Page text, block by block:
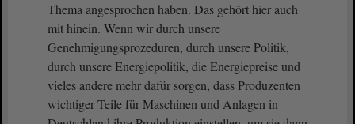
Thema angesprochen haben. Das gehört hier auch
mit hinein. Wenn wir durch unsere
Genehmigungsprozeduren, durch unsere Politik,
durch unsere Energiepolitik, die Energiepreise und
vieles andere mehr dafür sorgen, dass Produzenten
wichtiger Teile für Maschinen und Anlagen in